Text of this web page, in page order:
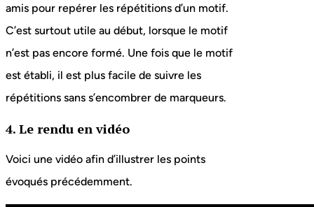
amis pour repérer les répétitions d’un motif.
C’est surtout utile au début, lorsque le motif
n’est pas encore formé. Une fois que le motif
est établi, il est plus facile de suivre les
répétitions sans s’encombrer de marqueurs.
4. Le rendu en vidéo
Voici une vidéo afin d’illustrer les points
évoqués précédemment.